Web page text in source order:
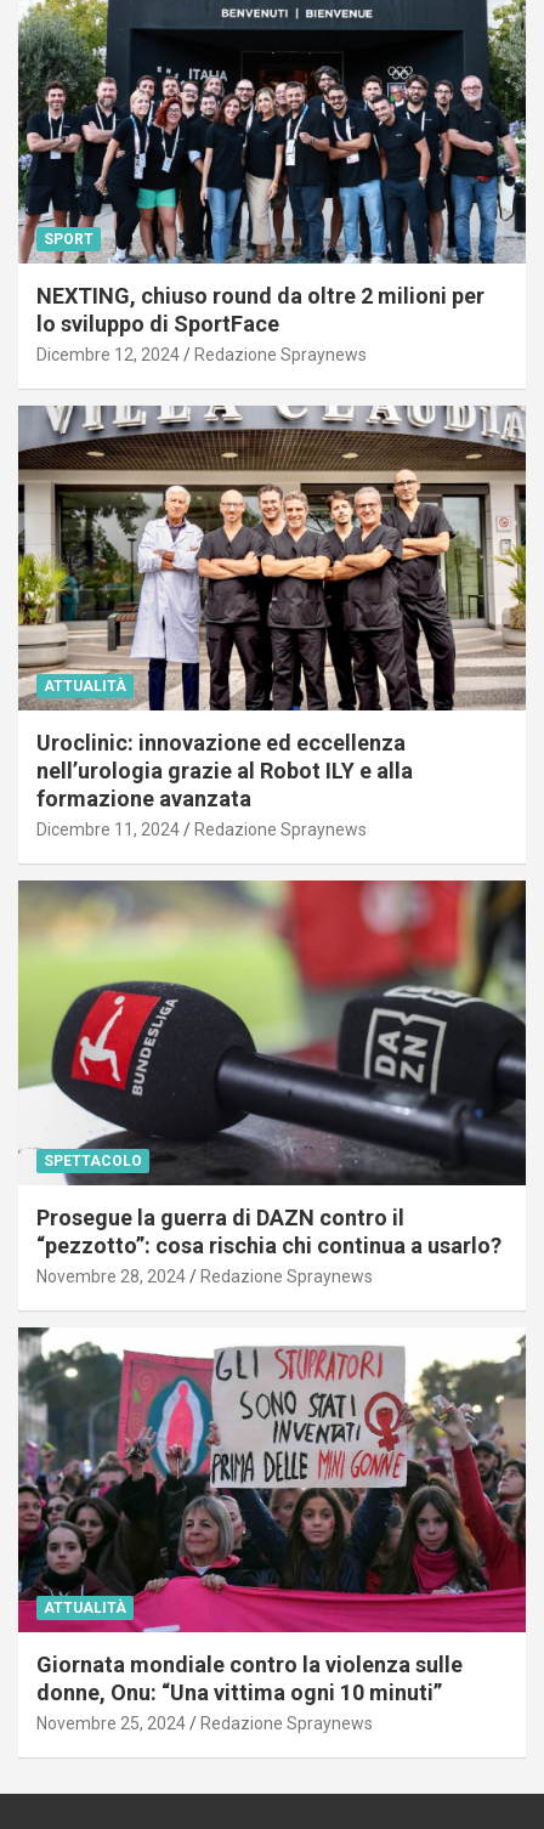
SPORT
NEXTING, chiuso round da oltre 2 milioni per
lo sviluppo di SportFace
Dicembre 12, 2024 Redazione Spraynews
ATTUALITÀ
Uroclinic: innovazione ed eccellenza
nell’urologia grazie al Robot ILY e alla
formazione avanzata
Dicembre 11, 2024 Redazione Spraynews
SPETTACOLO
Prosegue la guerra di DAZN contro il
“pezzotto”: cosa rischia chi continua a usarlo?
Novembre 28, 2024 Redazione Spraynews
ATTUALITÀ
Giornata mondiale contro la violenza sulle
donne, Onu: “Una vittima ogni 10 minuti”
Novembre 25, 2024 Redazione Spraynews